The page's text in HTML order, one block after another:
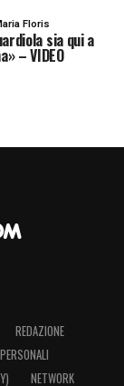
Floris
sia qui a
– VIDEO
REDAZIONE
NETWORK